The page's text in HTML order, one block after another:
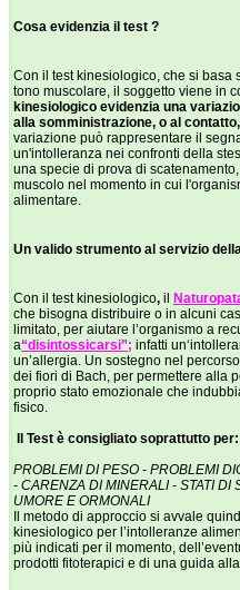
Cosa evidenzia il test ?
Con il test kinesiologico, che si basa
tono muscolare, il soggetto viene in
kinesiologico evidenzia una
alla somministrazione, o al
variazione può rappresentare il
un'intolleranza nei confronti della
una specie di prova di
muscolo nel momento in cui
alimentare.
Un valido strumento al servizio
Con il test kinesiologico, il
che bisogna distribuire o in alcuni
limitato, per aiutare l’organismo a
a“disintossicarsi”; infatti
un’allergia. Un sostegno nel
dei fiori di Bach, per permettere alla
proprio stato emozionale che
fisico.
Il Test è consigliato soprattutto per:
PROBLEMI DI PESO - PROBLEMI
- CARENZA DI MINERALI - STATI DI
UMORE E ORMONALI
Il metodo di approccio si avvale
kinesiologico per l’intolleranze
più indicati per il momento,
prodotti fitoterapici e di una guida